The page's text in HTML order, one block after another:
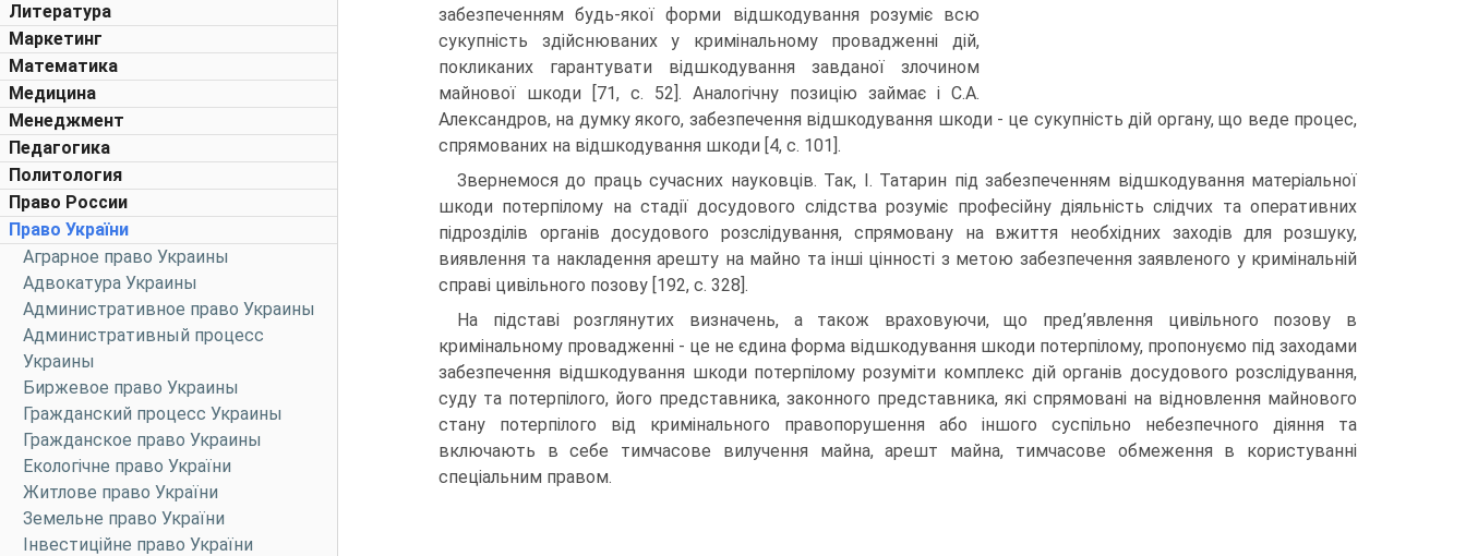
Литература
Маркетинг
Математика
Медицина
Менеджмент
Педагогика
Политология
Право России
Право України
Аграрное право Украины
Адвокатура Украины
Административное право Украины
Административный процесс
Украины
Биржевое право Украины
Гражданский процесс Украины
Гражданское право Украины
Екологічне право України
Житлове право України
Земельне право України
Інвестиційне право України
забезпеченням будь-якої форми відшкодування розуміє всю
сукупність здійснюваних у кримінальному провадженні дій,
покликаних гарантувати відшкодування завданої злочином
майнової шкоди [71, с. 52]. Аналогічну позицію займає і С.А.
Александров, на думку якого, забезпечення відшкодування шкоди - це сукупність дій органу, що веде процес,
спрямованих на відшкодування шкоди [4, с. 101].
Звернемося до праць сучасних науковців. Так, І. Татарин під забезпеченням відшкодування матеріальної
шкоди потерпілому на стадії досудового слідства розуміє професійну діяльність слідчих та оперативних
підрозділів органів досудового розслідування, спрямовану на вжиття необхідних заходів для розшуку,
виявлення та накладення арешту на майно та інші цінності з метою забезпечення заявленого у кримінальній
справі цивільного позову [192, с. 328].
На підставі розглянутих визначень, а також враховуючи, що пред’явлення цивільного позову в
кримінальному провадженні - це не єдина форма відшкодування шкоди потерпілому, пропонуємо під заходами
забезпечення відшкодування шкоди потерпілому розуміти комплекс дій органів досудового розслідування,
суду та потерпілого, його представника, законного представника, які спрямовані на відновлення майнового
стану потерпілого від кримінального правопорушення або іншого суспільно небезпечного діяння та
включають в себе тимчасове вилучення майна, арешт майна, тимчасове обмеження в користуванні
спеціальним правом.